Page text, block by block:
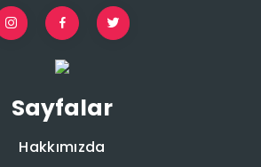
Sayfalar
Hakkımızda